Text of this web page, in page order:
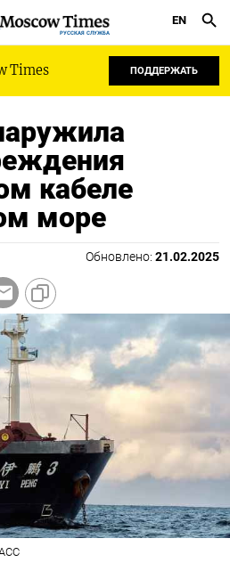
РУССКАЯ СЛУЖБА
EN
Times ПОДДЕРЖАТЬ
кабеле
море
Обновлено: 21.02.2025